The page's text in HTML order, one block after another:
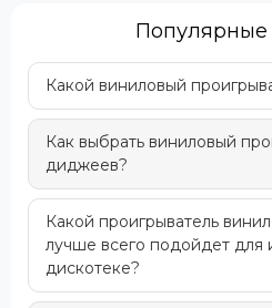
Популярные
Какой виниловый
Как выбрать виниловый
диджеев?
Какой проигрыватель
лучше всего подойдет для
дискотеке?